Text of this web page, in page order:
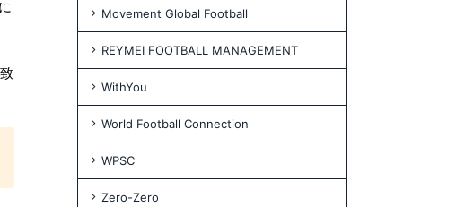
Movement Global Football
REYMEI FOOTBALL MANAGEMENT
WithYou
World Football Connection
WPSC
Zero-Zero